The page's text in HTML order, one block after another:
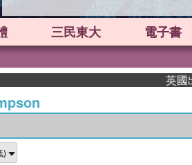
三民東大 電子書
英國出版界